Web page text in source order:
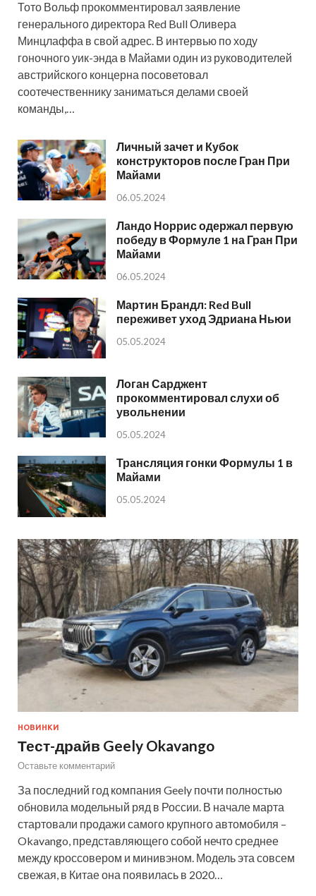
Тото Вольф прокомментировал заявление
генерального директора Red Bull Оливера
Минцлаффа в свой адрес. В интервью по ходу
гоночного уик-энда в Майами один из руководителей
австрийского концерна посоветовал
соотечественнику заниматься делами своей
команды,…
Личный зачет и Кубок
конструкторов после Гран При
Майами
06.05.2024
Ландо Норрис одержал первую
победу в Формуле 1 на Гран При
Майами
06.05.2024
Мартин Брандл: Red Bull
переживет уход Эдриана Ньюи
05.05.2024
Логан Сарджент
прокомментировал слухи об
увольнении
05.05.2024
Трансляция гонки Формулы 1 в
Майами
05.05.2024
НОВИНКИ
Тест-драйв Geely Okavango
Оставьте комментарий
За последний год компания Geely почти полностью
обновила модельный ряд в России. В начале марта
стартовали продажи самого крупного автомобиля –
Okavango, представляющего собой нечто среднее
между кроссовером и минивэном. Модель эта совсем
свежая, в Китае она появилась в 2020…